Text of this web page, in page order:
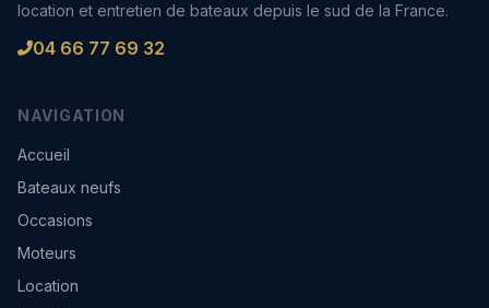
location et entretien de bateaux depuis le sud de la France.
04 66 77 69 32
NAVIGATION
Accueil
Bateaux neufs
Occasions
Moteurs
Location